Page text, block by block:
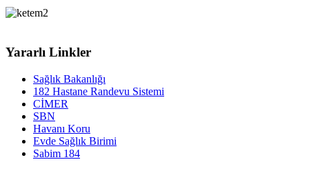
Yararlı Linkler
Sağlık Bakanlığı
182 Hastane Randevu Sistemi
CİMER
SBN
Havanı Koru
Evde Sağlık Birimi
Sabim 184